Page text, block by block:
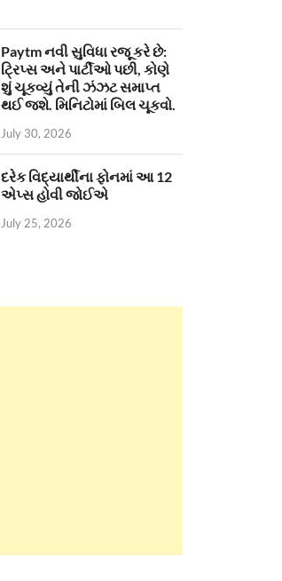
Paytm નવી સુવિધા રજૂ કરે છે:
ટ્રિપ્સ અને પાર્ટીઓ પછી, કોણે
શું ચૂકવ્યું તેની ઝંઝટ સમાપ્ત
થઈ જશે. મિનિટોમાં બિલ ચૂકવો.
July 30, 2026
દરેક વિદ્યાર્થીના ફોનમાં આ 12
એપ્સ હોવી જોઈએ
July 25, 2026